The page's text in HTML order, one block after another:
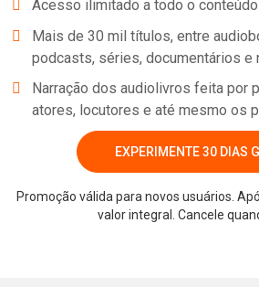
Acesso ilimitado a todo o
Mais de 30 mil títulos, entre
podcasts, séries, documentários e
Narração dos audiolivros feita por
atores, locutores e até mesmo os
EXPERIMENTE 30 DIAS
Promoção válida para novos usuários.
valor integral. Cancele